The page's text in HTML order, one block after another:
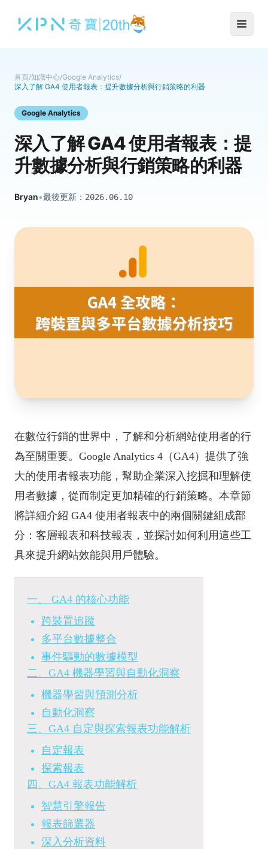
首頁/知識中心/Google Analytics/
深入了解 GA4 使用者報表：提升數據分析與行銷策略的利器
Google Analytics
深入了解 GA4 使用者報表：提
升數據分析與行銷策略的利器
Bryan•最後更新： 2026.06.10
在數位行銷的世界中，了解和分析網站使用者的行
為至關重要。Google Analytics 4（GA4）提供了強
大的使用者報表功能，幫助企業深入挖掘和理解使
用者數據，從而制定更加精確的行銷策略。本章節
將詳細介紹 GA4 使用者報表中的兩個關鍵組成部
分：客層報表和科技報表，並探討如何利用這些工
具來提升網站效能與用戶體驗。
一、 GA4 的核心功能
跨裝置追蹤
多平台數據整合
事件驅動的數據模型
二、GA4 機器學習與自動化洞察
機器學習與預測分析
自動化洞察
三、GA4 自定與探索報表功能解析
自定報表
探索報表
四、GA4 報表功能解析
智慧引擎報告
報表篩選器
深入分析資料